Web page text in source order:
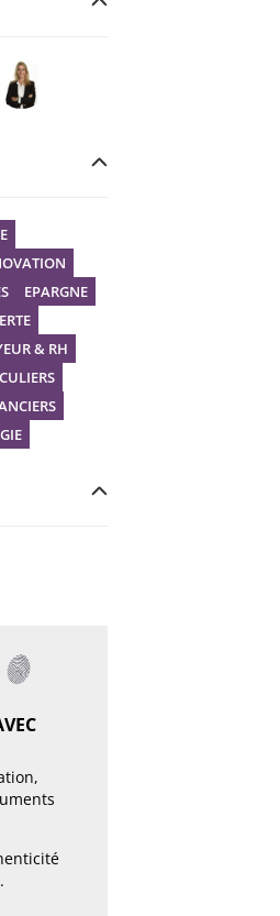
KERECKI
à Mélissa BOURGUIGNON
question à Marine Robin
Poser votre question à Vanessa
EPARGNE
& RH
.